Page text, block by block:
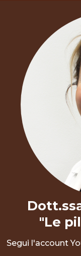
"Le
Segui l'account